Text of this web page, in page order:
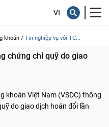
khoán / Tin nghiệp vụ với TC...
chứng chỉ quỹ do giao
khoán Việt Nam (VSDC) thông
do giao dịch hoán đổi lần